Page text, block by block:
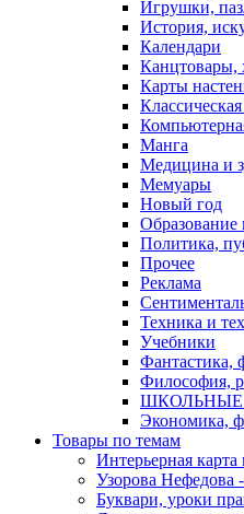
Игрушки,
История,
Календари
Канцтовары,
Карты
Манга
Медицина и
Мемуары
Новый год
Образование
Политика,
Прочее
Реклама
Техника и
Учебники
Фантастика,
Философия,
ШКОЛЬНЫЕ
Экономика,
Товары по темам
Интерьерная карта
Узорова Нефедова
Буквари, уроки